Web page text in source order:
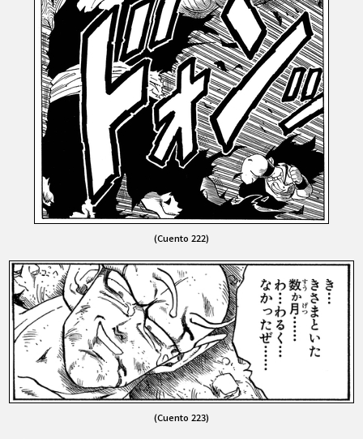
(Cuento 222)
(Cuento 223)